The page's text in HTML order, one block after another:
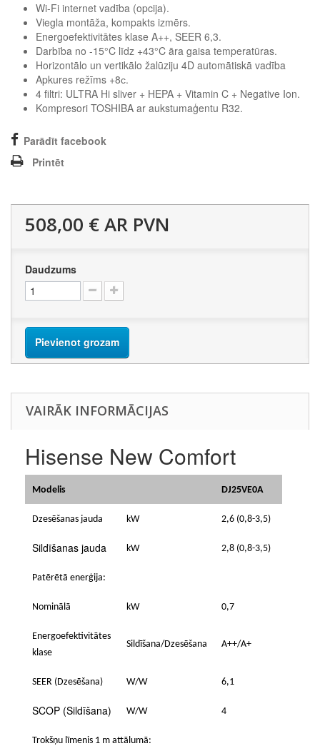
Wi-Fi internet vadība (opcija).
Viegla montāža, kompakts izmērs.
Energoefektivitātes klase A++, SEER 6,3.
Darbība no -15°C līdz +43°C āra gaisa temperatūras.
Horizontālo un vertikālo žalūziju 4D automātiskā vadība
Apkures režīms +8с.
4 filtri: ULTRA Hi sliver + HEPA + Vitamin C + Negative Ion.
Kompresori TOSHIBA ar aukstumaģentu R32.
Parādīt facebook
Printēt
508,00 €AR PVN
Daudzums
Pievienot grozam
VAIRĀK INFORMĀCIJAS
Hisense New Comfort
Modelis DJ25VE0A
Dzesēšanas jauda kW 2,6 (0,8-3,5)
Sildīšanas jauda kW 2,8 (0,8-3,5)
Patērētā enerģija:
Nominālā kW 0,7
Energoefektivitātes
klase
Sildīšana/Dzesēšana A++/A+
SEER (Dzesēšana) W/W 6,1
SCOP (Sildīšana) W/W 4
Trokšņu līmenis 1 m attālumā: